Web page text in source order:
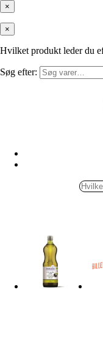
×
×
Hvilket produkt leder du
Søg efter: